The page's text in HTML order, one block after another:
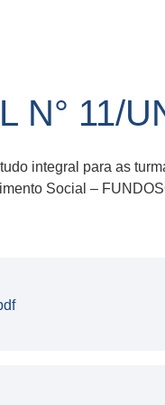
N° 11/
integral para as
Social –